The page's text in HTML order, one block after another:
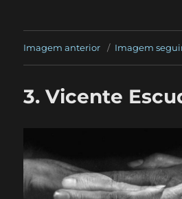
Imagem anterior Imagem
3. Vicente